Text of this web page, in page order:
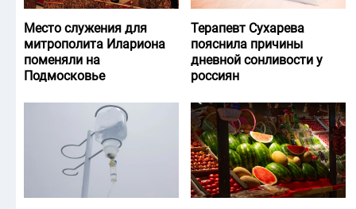
Место служения для
митрополита Илариона
поменяли на
Подмосковье
Терапевт Сухарева
пояснила причины
дневной сонливости у
россиян